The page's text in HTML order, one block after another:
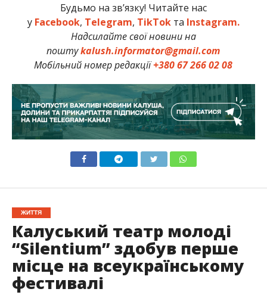
Будьмо на зв’язку! Читайте нас
у Facebook, Telegram, TikTokта Instagram.
Надсилайте свої новини на
поштуkalush.informator@gmail.com
Мобільний номер редакції+380 67 266 02 08
ЖИТТЯ
Калуський театр молоді
“Silentium” здобув перше
місце на всеукраїнському
фестивалі